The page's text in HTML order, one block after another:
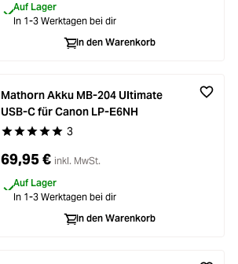
Auf Lager
In 1-3 Werktagen bei dir
In den Warenkorb
Durchschnittliche Bewertung von 5 von 5
3
Mathorn Akku MB-204 Ultimate
USB-C für Canon LP-E6NH
69,95 € inkl. MwSt.
Auf Lager
In 1-3 Werktagen bei dir
In den Warenkorb